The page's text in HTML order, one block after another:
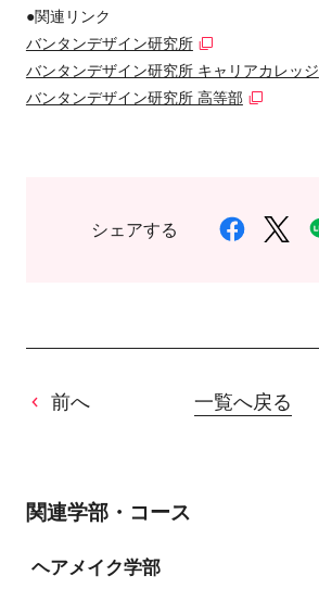
●関連リンク
バンタンデザイン研究所
バンタンデザイン研究所 キャリアカレッジ
バンタンデザイン研究所 高等部
シェアする
前へ 一覧へ戻る
関連学部・コース
ヘアメイク学部